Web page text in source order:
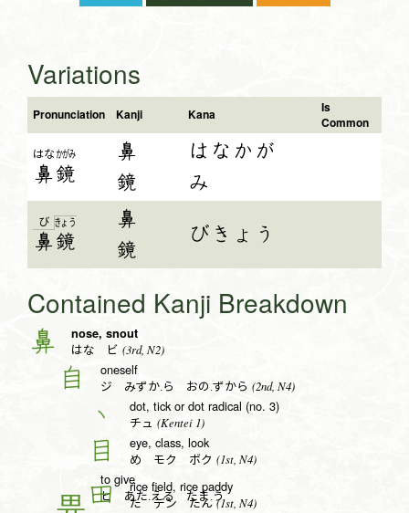
Variations
Pronunciation Kanji Kana
Is
Common
はな
鼻
かがみ
鏡
鼻
鏡
はなかが
み
び
鼻
きょ う
鏡
鼻
鏡
びきょう
Contained Kanji Breakdown
鼻 nose, snout
はな ビ (3rd, N2)
自 oneself
ジ みずか.ら おの.ずから (2nd, N4)
丶 dot, tick or dot radical (no. 3)
チュ (Kentei 1)
目 eye, class, look
め モク ボク (1st, N4)
to give
ヒ あた.える たま.う
田 rice field, rice paddy
た デン たん (1st, N4)